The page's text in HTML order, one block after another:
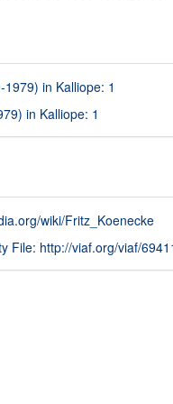
in Kalliope: 1
in Kalliope: 1
wiki/Fritz_Koenecke
File: http://viaf.org/viaf/